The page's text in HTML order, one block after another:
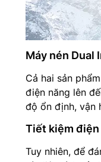
Máy nén Dual
Cả hai sản
điện năng lên
độ ổn định, vận
Tiết kiệm
Tuy nhiên, để